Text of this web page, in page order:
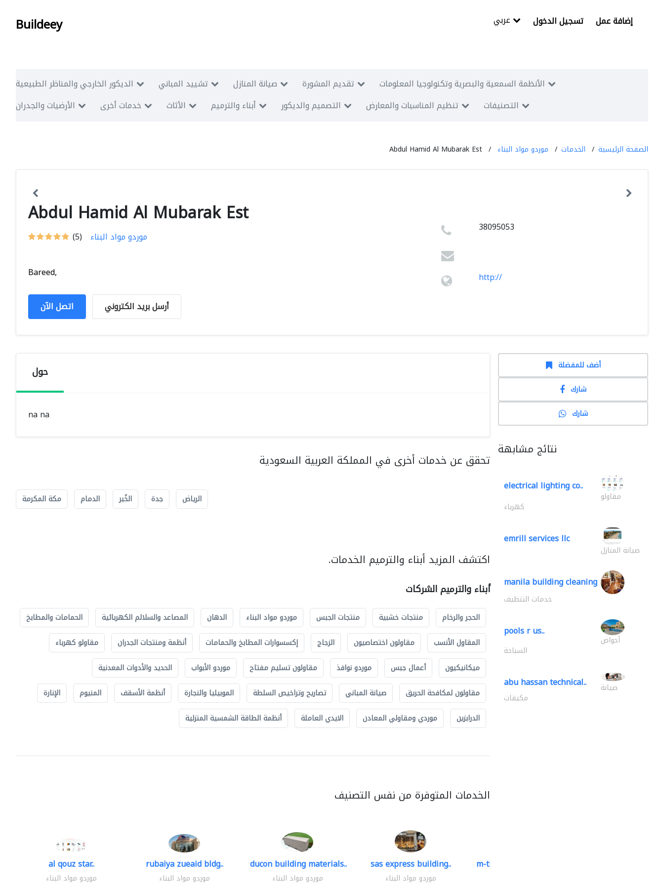
Buildeey تسجيل الدخول إضافة عمل
الديكور الخارجي والمناظر الطبيعية تشييد المباني صيانة المنازل تقديم المشورة
الأنظمة السمعية والبصرية وتكنولوجيا المعلومات
الأرضيات والجدران
خدمات أخرى الأثاث أبناء والترميم التصميم والديكور تنظيم المناسبات والمعارض التصنيفات
الصفحة الرئيسية الخدمات موردو مواد البناء Abdul Hamid Al Mubarak Est
Abdul Hamid Al Mubarak Est
(5) موردو مواد البناء
Bareed,
اتصل الآن أرسل بريد الكتروني
38095053
http://
حول
na na
تحقق عن خدمات أخرى في المملكة العربية السعودية
الرياض جدة الخُبر الدمام مكة المكرمة
اكتشف المزيد أبناء والترميم الخدمات.
أبناء والترميم الشركات
الحجر والرخام منتجات خشبية منتجات الجبس موردو مواد البناء الدهان المصاعد والسلالم الكهربائية
الحمامات والمطابخ
المقاول الأنسب
مقاولون اختصاصيون الزجاج إكسسوارات المطابخ والحمامات أنظمة ومنتجات الجدران
مقاولو كهرباء
ميكانيكيون
أعمال جبس موردو نوافذ مقاولون تسليم مفتاح موردو الأبواب
الحديد والأدوات المعدنية
مقاولون لمكافحة الحريق
صيانة المباني تصاريح وتراخيص السلطة الموبيليا والنجارة أنظمة الأسقف المنيوم
الإنارة
الدرابزين
موردي ومقاولي المعادن الايدي العاملة أنظمة الطاقة الشمسية المنزلية
الخدمات المتوفرة من نفس التصنيف
al qouz star..
موردو مواد البناء
rubaiya zueaid bldg..
موردو مواد البناء
ducon building materials..
موردو مواد البناء
sas express building..
موردو مواد البناء
m-three building materials
أضف للمفضلة
شارك
شارك
نتائج مشابهة
electrical lighting co..
مقاولو
كهرباء
emrill services llc
صيانة المنازل
manila building cleaning
خدمات التنظيف
pools r us..
أحواض
السباحة
abu hassan technical.. صيانة
مكيفات